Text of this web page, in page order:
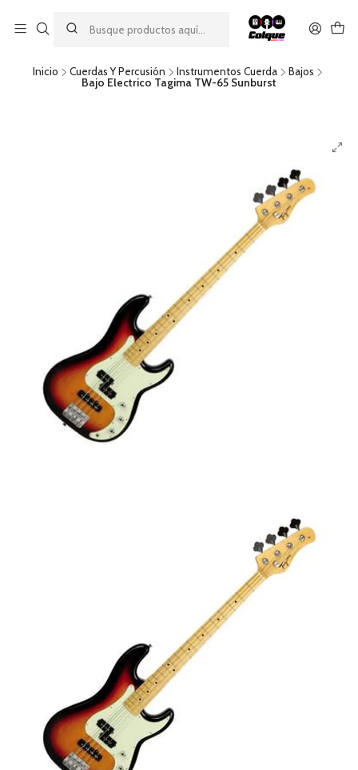
descuento por pago con transferencia bancaria
por una compra mínima de $49.990. Este descuento no es
acumulable a otras promociones ni aplicable a gastos de envío.
Inicio Cuerdas Y Percusión Instrumentos Cuerda
Bajos
Bajo Electrico Tagima TW-65 Sunburst